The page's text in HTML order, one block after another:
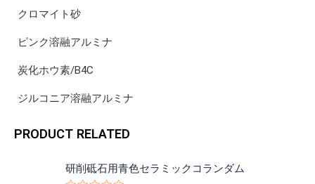
クロマイト砂
ピンク溶融アルミナ
炭化ホウ素/B4C
ジルコニア溶融アルミナ
PRODUCT RELATED
研削砥石用青色セラミックコランダム
元
の
現
在